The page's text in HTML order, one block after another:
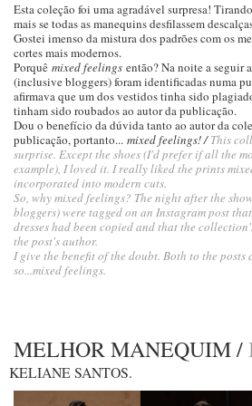
Esta coleção foi uma agradável surpresa!
mais se todas as manequins desfilassem
Gostei imenso da mistura dos padrões com os
cortes mais modernos.
Porquê mixed feelings então? Na noite a seguir
(inclusive bloggers) foram identificadas numa
afirmava que um dos vestidos tinha sido
tinham sido roubados ao autor da publicação.
Dou o benefício da dúvida tanto ao autor da
publicação, portanto... mixed feelings! /This
surprise. Except the shoes (I'd prefer if all the
example), I loved it. I really liked the prints
incorporated into modern cuts.
So, why mixed feelings? The night after the
bloggers) were tagged on an Instagram post
dresses had been copied and that the
the post's author.
I give the benefit of the doubt. Both to the posts
so...mixed feelings.
MELHOR MANEQUIM /
KELIANE SANTOS.